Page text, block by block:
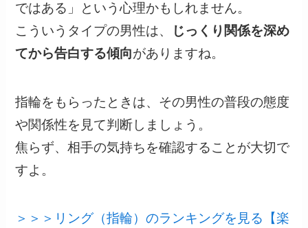
ではある」という心理かもしれません。
こういうタイプの男性は、
じっくり関係を深め
てから告白する傾向がありますね。
指輪をもらったときは、その男性の普段の態度
や関係性を見て判断しましょう。
焦らず、相手の気持ちを確認することが大切で
すよ。
＞＞＞リング（指輪）のランキングを見る【楽